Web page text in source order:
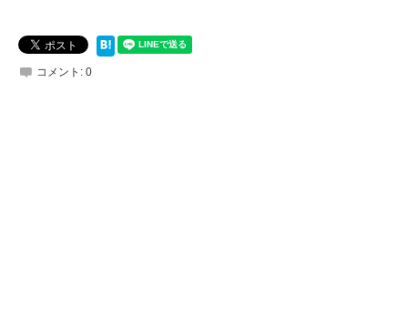
コメント: 0